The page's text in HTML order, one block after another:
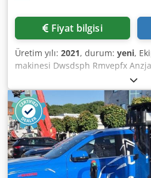
Fiyat bilgisi
Üretim yılı: 2021, durum: yeni,
makinesi Dwsdsph Rmvepfx Anzja